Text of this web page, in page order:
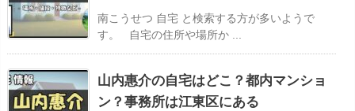
南こうせつ 自宅 と検索する方が多いようで
す。 自宅の住所や場所か ...
山内惠介の自宅はどこ？都内マンショ
ン？事務所は江東区にある